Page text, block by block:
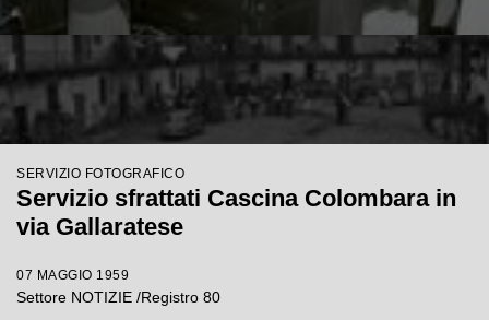
SERVIZIO FOTOGRAFICO
Servizio sfrattati Cascina Colombara in
via Gallaratese
07 MAGGIO 1959
Settore NOTIZIE /Registro 80